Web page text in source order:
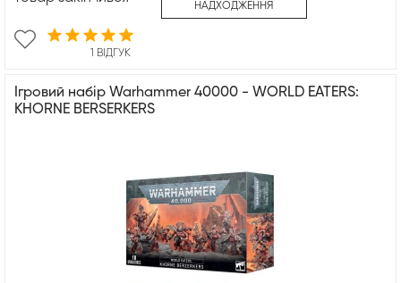
1 ВІДГУК
НАДХОДЖЕННЯ
Ігровий набір Warhammer 40000 - WORLD EATERS:
KHORNE BERSERKERS